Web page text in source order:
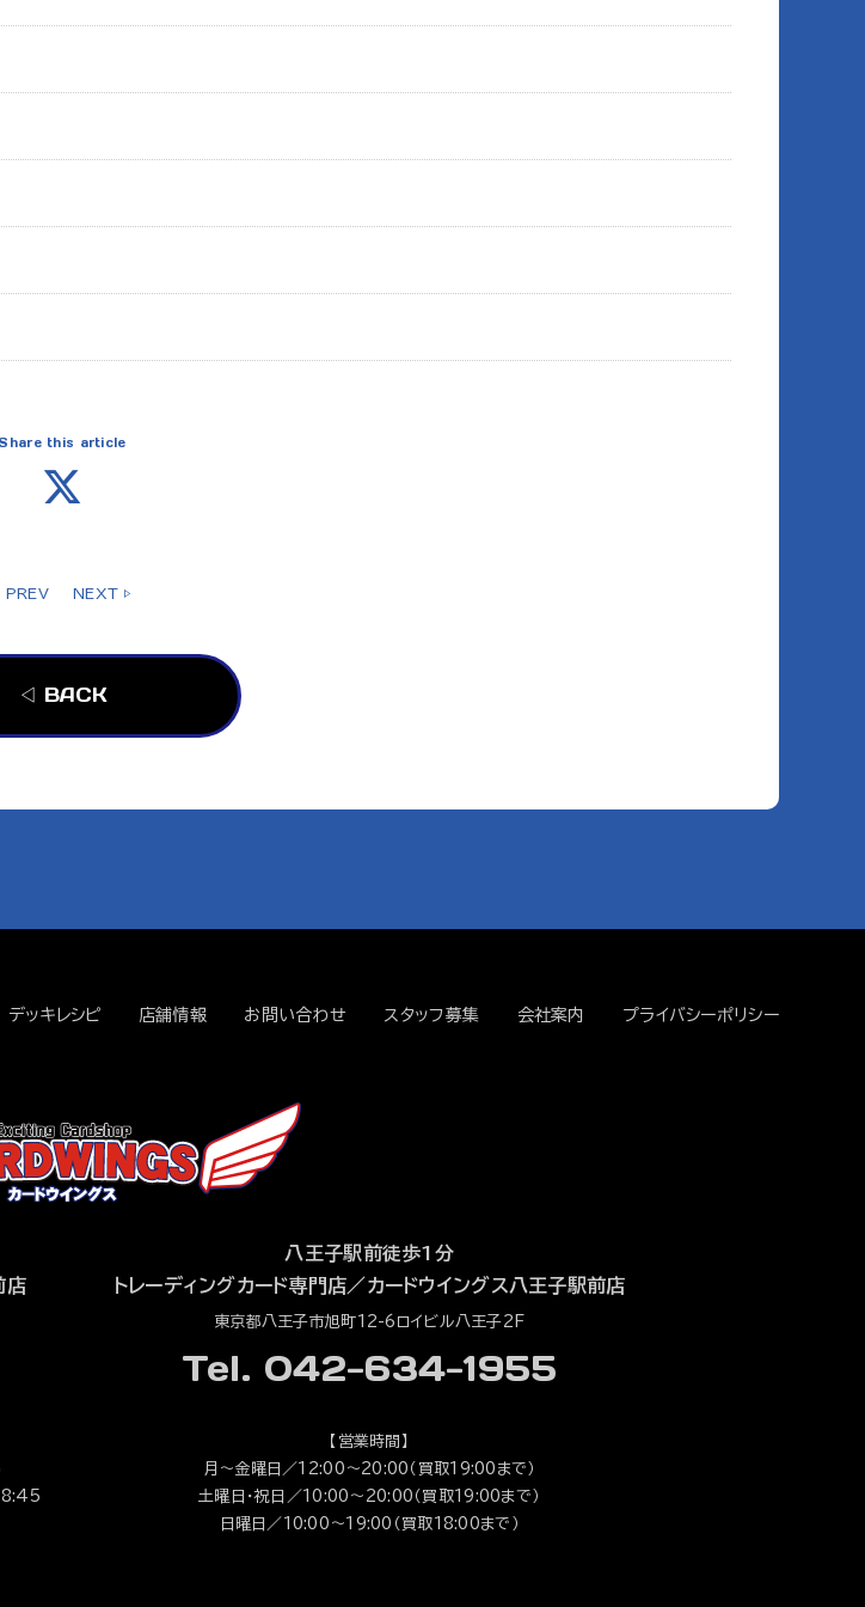
Share this article
PREV NEXT ▷
◁ BACK
デッキレシピ 店舗情報 お問い合わせ スタッフ募集 会社案内 プライバシーポリシー
店
八王子駅前徒歩1分
トレーディングカード専門店／カードウイングス八王子駅前店
東京都八王子市旭町12-6ロイビル八王子2F
Tel. 042-634-1955
【営業時間】
月～金曜日／12:00～20:00（買取19:00まで）
土曜日・祝日／10:00～20:00（買取19:00まで）
日曜日／10:00～19:00（買取18:00まで）